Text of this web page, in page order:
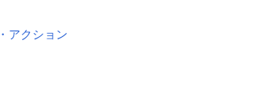
アクション